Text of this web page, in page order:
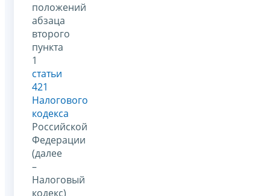
положений
абзаца
второго
пункта
1
статьи
421
Налогового
кодекса
Российской
Федерации
(далее
–
Налоговый
кодекс)